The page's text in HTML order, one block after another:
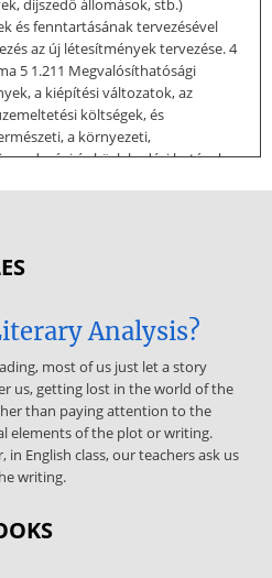
díjszedő állomások, stb.)
és fenntartásának tervezésével
az új létesítmények tervezése. 4
5 1.211 Megvalósíthatósági
a kiépítési változatok, az
költségek, és
a környezeti,
és közlekedési hatások
terv, • költségszámítás, •
• műszaki leírás. Előzetes -
vízügyi, műtárgy és közmű -
helyszínrajz A helyszínrajz
készült. 8 Átnézeti helyszínrajz
9 Tanulmánytervi (átnézeti) hossz-
úttervező programmal
hossz-szelvény Példa egy
úttervező programmal készült.
Analysis?
most of us just let a story
us, getting lost in the world of the
than paying attention to the
elements of the plot or writing.
in English class, our teachers ask us
writing.